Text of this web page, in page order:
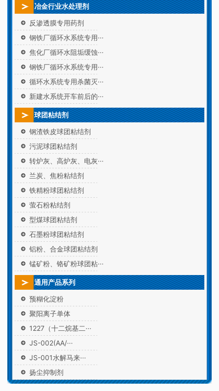
冶金行业水处理剂
反渗透膜专用药剂
钢铁厂循环水系统专用···
焦化厂循环水阻垢缓蚀···
钢铁厂循环水系统专用···
循环水系统专用杀菌灭···
新建水系统开车前后的···
球团粘结剂
钢渣铁皮球团粘结剂
污泥球团粘结剂
转炉灰、高炉灰、电灰···
兰炭、焦粉粘结剂
铁精粉球团粘结剂
萤石粉粘结剂
型煤球团粘结剂
石墨粉球团粘结剂
铝粉、合金球团粘结剂
锰矿粉、铬矿粉球团粘···
通用产品系列
预糊化淀粉
聚阳离子单体
1227（十二烷基二···
JS-002(AA/···
JS-001水解马来···
扬尘抑制剂